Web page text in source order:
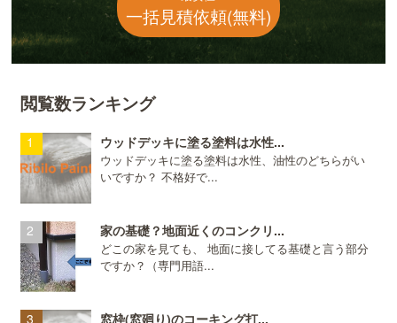
一括見積依頼(無料)
閲覧数ランキング
ウッドデッキに塗る塗料は水性...
ウッドデッキに塗る塗料は水性、油性のどちらがい
いですか？ 不格好で...
家の基礎？地面近くのコンクリ...
どこの家を見ても、 地面に接してる基礎と言う部分
ですか？（専門用語...
窓枠(窓廻り)のコーキング打...